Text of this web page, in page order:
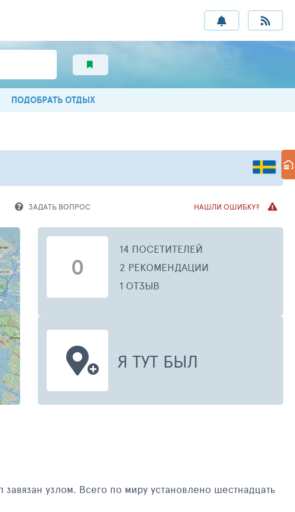
ПОДОБРАТЬ ОТДЫХ
ЗАДАТЬ ВОПРОС НАШЛИ ОШИБКУ?
0
14 ПОСЕТИТЕЛЕЙ
2 РЕКОМЕНДАЦИИ
1 ОТЗЫВ
Я ТУТ БЫЛ
узлом. Всего по миру установлено шестнадцать